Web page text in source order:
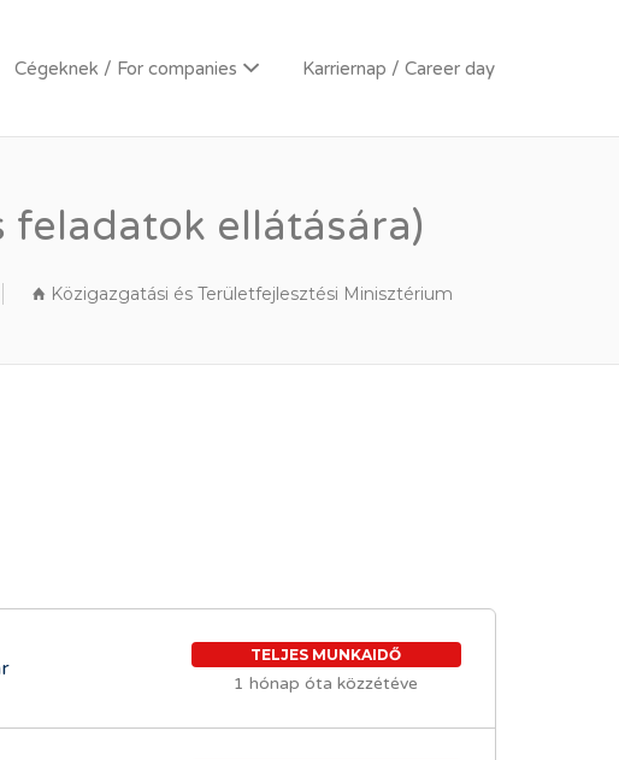
Cégeknek / For companies Karriernap / Career day
ellátására)
Közigazgatási és Területfejlesztési Minisztérium
TELJES MUNKAIDŐ
1 hónap óta közzétéve